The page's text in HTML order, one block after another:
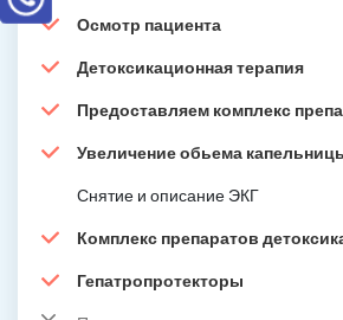
Осмотр пациента
Детоксикационная терапия
Предоставляем комплекс
Увеличение обьема
Снятие и описание ЭКГ
Комплекс препаратов
Гепатропротекторы